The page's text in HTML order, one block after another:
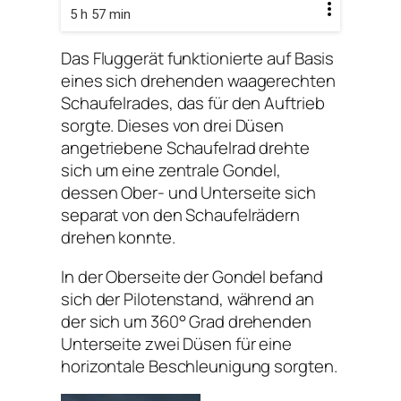
5 h 57 min
Das Fluggerät funktionierte auf Basis
eines sich drehenden waagerechten
Schaufelrades, das für den Auftrieb
sorgte. Dieses von drei Düsen
angetriebene Schaufelrad drehte
sich um eine zentrale Gondel,
dessen Ober- und Unterseite sich
separat von den Schaufelrädern
drehen konnte.
In der Oberseite der Gondel befand
sich der Pilotenstand, während an
der sich um 360° Grad drehenden
Unterseite zwei Düsen für eine
horizontale Beschleunigung sorgten.